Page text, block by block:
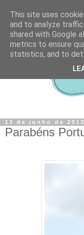
13 de junho de 2012
Parabéns
This site uses
and to analyze
shared with Google
metrics to ensure
statistics, and to